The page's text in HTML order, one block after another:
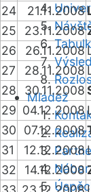
Mládež
24
21.11.2008
25
23.11.2008
26
26.11.2008
27
28.11.2008
28
30.11.2008
29 04.12.2008
30
07.12.2008
31
12.12.2008
32
14.12.2008